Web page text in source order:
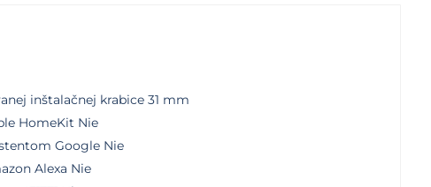
inštalačnej krabice 31 mm
HomeKit Nie
Google Nie
Alexa Nie